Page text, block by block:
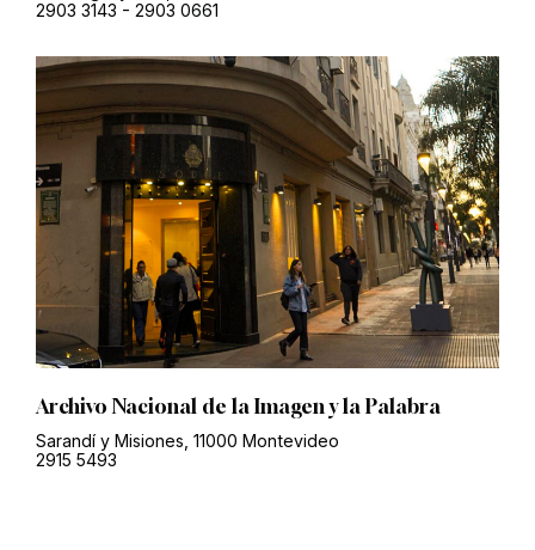
2903 3143 - 2903 0661
Archivo Nacional de la Imagen y la Palabra
Sarandí y Misiones, 11000 Montevideo
2915 5493